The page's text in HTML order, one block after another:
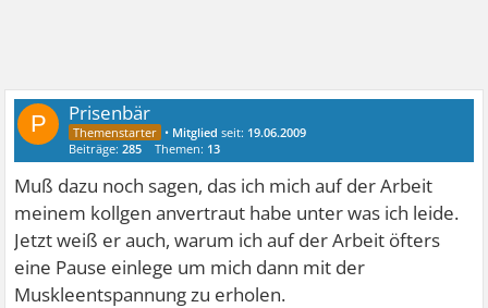
P Prisenbär
• Mitglied seit: 19.06.2009
Beiträge:285 Themen: 13
Muß dazu noch sagen, das ich mich auf der Arbeit
meinem kollgen anvertraut habe unter was ich leide.
Jetzt weiß er auch, warum ich auf der Arbeit öfters
eine Pause einlege um mich dann mit der
Muskleentspannung zu erholen.